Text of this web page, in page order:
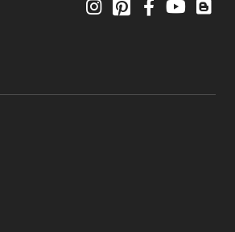
InstagramPinterestFacebookYouTube